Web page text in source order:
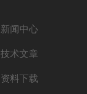
新闻中心
技术文章
资料下载